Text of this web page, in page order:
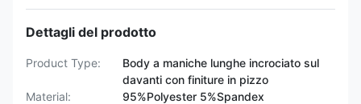
Dettagli del prodotto
Product Type:
Body a maniche lunghe incrociato sul
davanti con finiture in pizzo
Material:
95%Polyester 5%Spandex